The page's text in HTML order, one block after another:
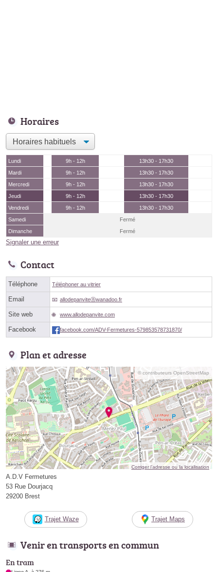
Horaires
Lundi 9h - 12h
13h30 - 17h30
Mardi
9h - 12h
13h30 - 17h30
Mercredi
9h - 12h
13h30 - 17h30
Jeudi
9h - 12h
13h30 - 17h30
Vendredi
9h - 12h
13h30 - 17h30
Samedi
Fermé
Dimanche
Fermé
Signaler une erreur
Contact
Téléphone Téléphoner au vitrier
Email allodepanviteⓐwanadoo.fr
Site web www.allodepanvite.com
Facebook facebook.com/ADV-Fermetures-579853578731870/
Plan et adresse
© contributeurs OpenStreetMap
Corriger l’adresse ou la localisation
A.D.V Fermetures
53 Rue Dourjacq
29200 Brest
Trajet Waze Trajet Maps
Venir en transports en commun
En tram